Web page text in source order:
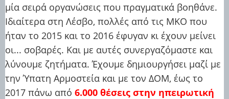
μία σειρά οργανώσεις που πραγματικά βοηθάνε.
Ιδιαίτερα στη Λέσβο, πολλές από τις ΜΚΟ που
ήταν το 2015 και το 2016 έφυγαν κι έχουν μείνει
οι... σοβαρές. Και με αυτές συνεργαζόμαστε και
λύνουμε ζητήματα. Έχουμε δημιουργήσει μαζί με
την Ύπατη Αρμοστεία και με τον ΔΟΜ, έως το
2017 πάνω από 6.000 θέσεις στην ηπειρωτική